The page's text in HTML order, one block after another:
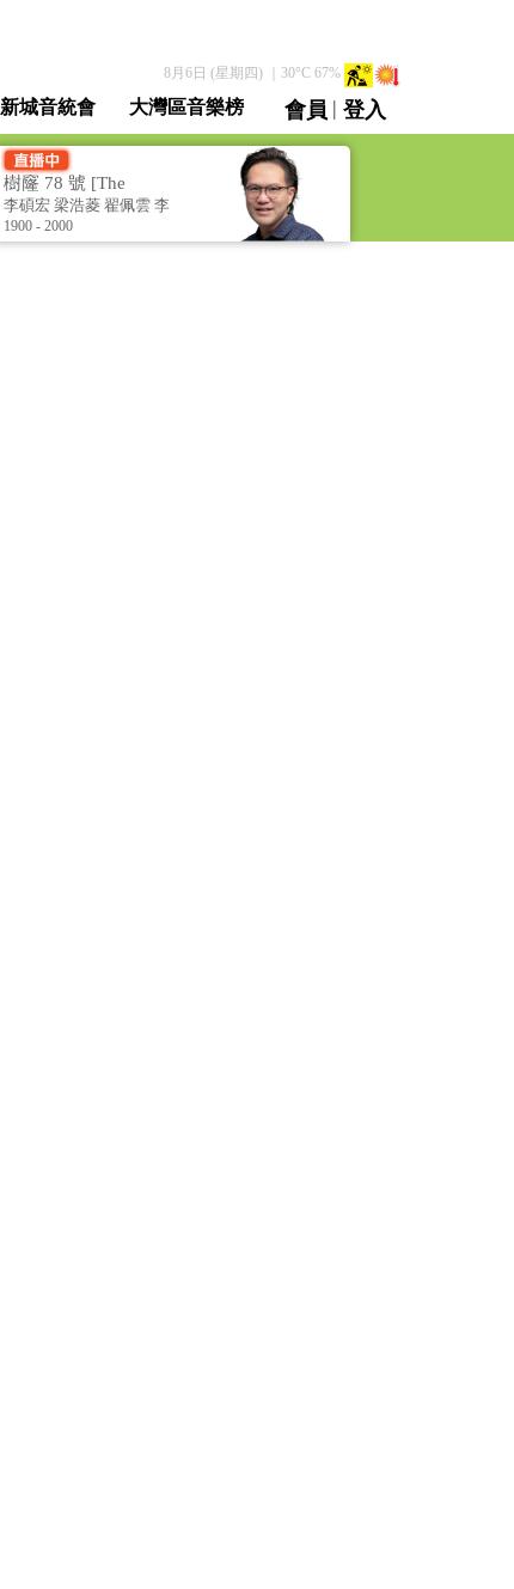
8月6日 (星期四)｜ 30°C 67%
新城音統會 大灣區音樂榜 會員 | 登入
直播 / 重溫
樹窿 78 號 [The
Hollow @78]
李碩宏 梁浩菱 翟佩雲 李
進羿 李浩賢
1900 - 2000